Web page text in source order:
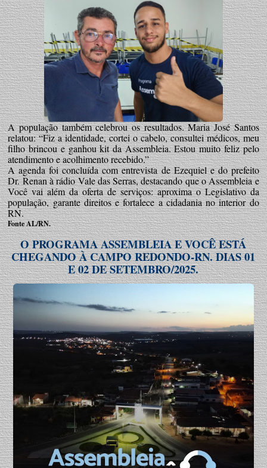
A população também celebrou os resultados. Maria José Santos
relatou: “Fiz a identidade, cortei o cabelo, consultei médicos, meu
filho brincou e ganhou kit da Assembleia. Estou muito feliz pelo
atendimento e acolhimento recebido.”
A agenda foi concluída com entrevista de Ezequiel e do prefeito
Dr. Renan à rádio Vale das Serras, destacando que o Assembleia e
Você vai além da oferta de serviços: aproxima o Legislativo da
população, garante direitos e fortalece a cidadania no interior do
RN.
Fonte AL/RN.
O PROGRAMA ASSEMBLEIA E VOCÊ ESTÁ
CHEGANDO À CAMPO REDONDO-RN. DIAS 01
E 02 DE SETEMBRO/2025.